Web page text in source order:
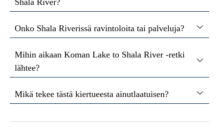
Shala River?
Onko Shala Riverissä ravintoloita tai palveluja?
Mihin aikaan Koman Lake to Shala River -retki
lähtee?
Mikä tekee tästä kiertueesta ainutlaatuisen?